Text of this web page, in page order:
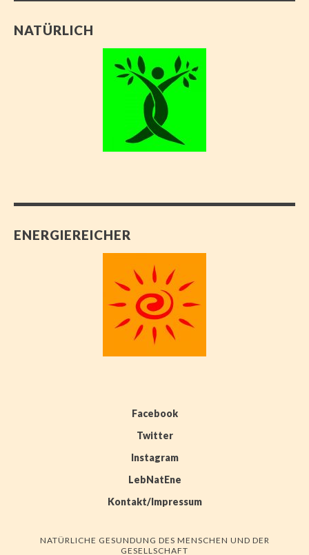
NATÜRLICH
ENERGIEREICHER
Facebook
Twitter
Instagram
LebNatEne
Kontakt/Impressum
NATÜRLICHE GESUNDUNG DES MENSCHEN UND DER
GESELLSCHAFT